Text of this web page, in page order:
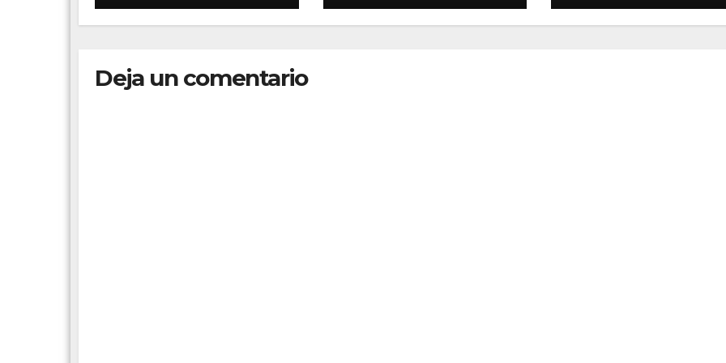
conquista
Australia
entregas de
última milla
Deja un comentario